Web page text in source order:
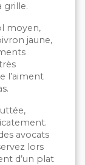
grille.
moyen,
jaune,
l’aiment
avocats
lors
d’un plat